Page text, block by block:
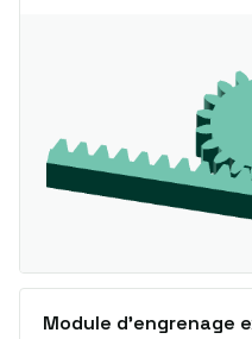
Module d’engrenage